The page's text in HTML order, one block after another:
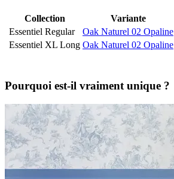
Collection
Variante
Essentiel Regular
Oak Naturel 02 Opaline
Essentiel XL Long Oak Naturel 02 Opaline
Pourquoi est-il vraiment unique ?